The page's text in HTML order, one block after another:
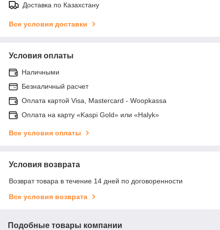
Доставка по Казахстану
Все условия доставки
Условия оплаты
Наличными
Безналичный расчет
Оплата картой Visa, Mastercard - Woopkassa
Оплата на карту «Kaspi Gold» или «Halyk»
Все условия оплаты
Условия возврата
Возврат товара в течение 14 дней по договоренности
Все условия возврата
Подобные товары компании